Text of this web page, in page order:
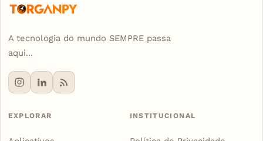
A tecnologia do mundo SEMPRE passa
aqui...
EXPLORAR INSTITUCIONAL